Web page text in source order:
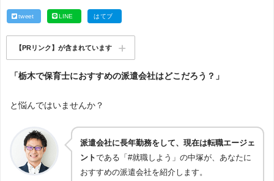
tweet LINE はてブ
【PRリンク】が含まれています
「栃木で保育士におすすめの派遣会社はどこだろう？」
と悩んではいませんか？
派遣会社に長年勤務をして、現在は転職エージェ
ントである「#就職しよう」の中塚が、あなたに
おすすめの派遣会社を紹介します。